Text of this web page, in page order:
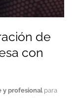
de
con
y profesional para